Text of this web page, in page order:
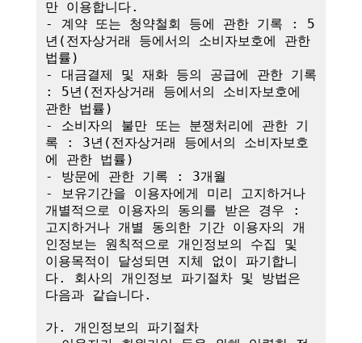
만 이용합니다.
- 계약 또는 청약철회 등에 관한 기록 : 5
년(전자상거래 등에서의 소비자보호에 관한
법률)
- 대금결제 및 재화 등의 공급에 관한 기록
: 5년(전자상거래 등에서의 소비자보호에
관한 법률)
- 소비자의 불만 또는 분쟁처리에 관한 기
록 : 3년(전자상거래 등에서의 소비자보호
에 관한 법률)
- 방문에 관한 기록 : 3개월
- 보유기간을 이용자에게 미리 고지하거나
개별적으로 이용자의 동의를 받은 경우 :
고지하거나 개별 동의한 기간 이용자의 개
인정보는 원칙적으로 개인정보의 수집 및
이용목적이 달성되면 지체 없이 파기합니
다. 회사의 개인정보 파기절차 및 방법은
다음과 같습니다.
가. 개인정보의 파기절차